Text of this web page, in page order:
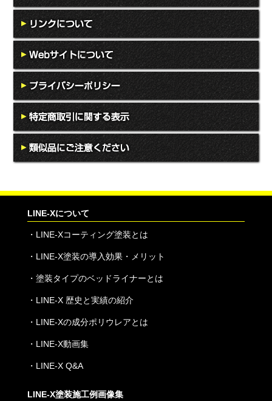
LINE-Xについて
・ LINE-Xコーティング塗装とは
・ LINE-X塗装の導入効果・メリット
・ 塗装タイプのベッドライナーとは
・ LINE-X 歴史と実績の紹介
・ LINE-Xの成分ポリウレアとは
・ LINE-X動画集
・ LINE-X Q&A
LINE-X塗装施工例画像集